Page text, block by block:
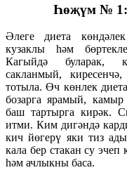
Һөҗүм № 1:
Әлеге диета
кузаклы һәм
Кагыйдә буларак,
сакланмый,
тотыла. Өч көнлек
бозарга ярамый,
баш тартырга кирәк.
итми. Ким дигәндә
кич йөгерү яки тиз
кала бер стакан су
һәм ачлыкны баса.